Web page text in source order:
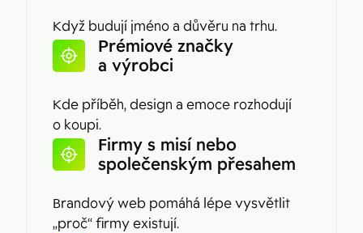
Když budují jméno a důvěru na trhu.
Prémiové značky
a výrobci
Kde příběh, design a emoce rozhodují
o koupi.
Firmy s misí nebo
společenským přesahem
Brandový web pomáhá lépe vysvětlit
„proč“ firmy existují.